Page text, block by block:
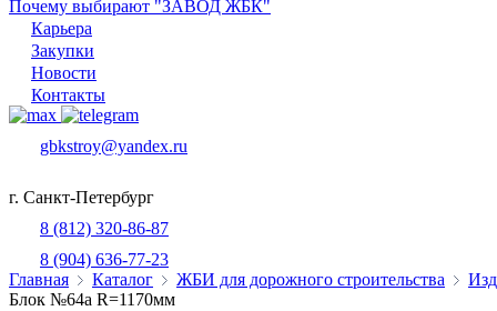
Почему выбирают "ЗАВОД ЖБК"
Карьера
Закупки
Новости
Контакты
gbkstroy@yandex.ru
г. Санкт-Петербург
8 (812) 320-86-87
8 (904) 636-77-23
Главная
Каталог ЖБИ для дорожного строительства
Блок №64а R=1170мм